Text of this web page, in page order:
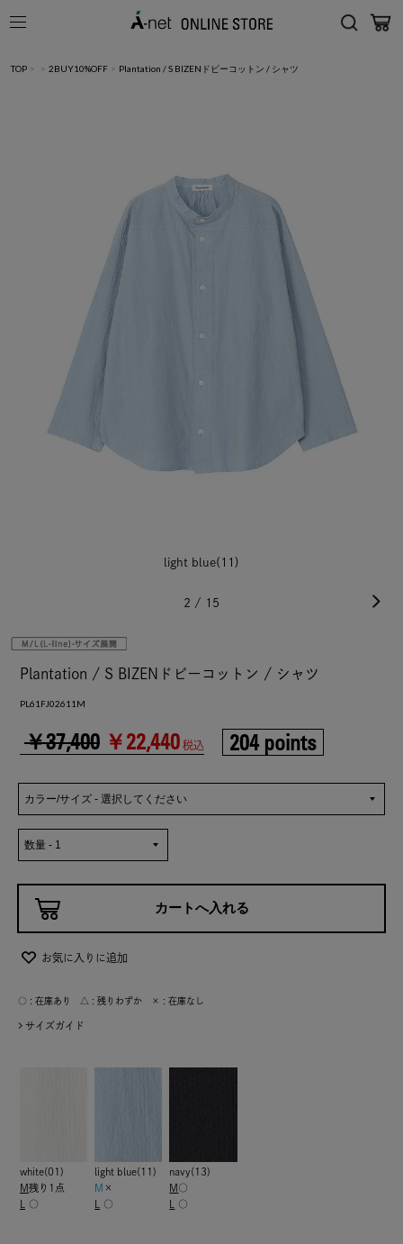
TOP > > 2BUY10%OFF > Plantation / S BIZENドビーコットン / シャツ
light blue(11)
2 / 15
Plantation / S BIZENドビーコットン / シャツ
PL61FJ02611M
￥37,400 ￥22,440 税込 204 points
お気に入りに追加
○ : 在庫あり △ : 残りわずか × : 在庫なし
サイズガイド
white(01)
M残り1点
○
light blue(11)
M ×
○
navy(13)
M ○
○